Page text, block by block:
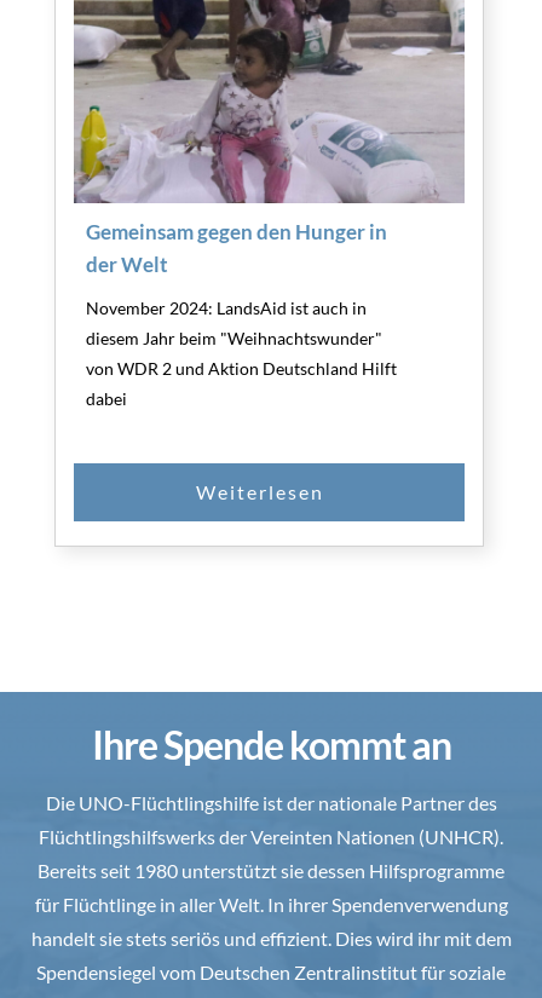
Gemeinsam gegen den Hunger in
der Welt
November 2024: LandsAid ist auch in
diesem Jahr beim "Weihnachtswunder"
von WDR 2 und Aktion Deutschland Hilft
dabei
Ihre Spende kommt an
Die UNO-Flüchtlingshilfe ist der nationale Partner des
Flüchtlingshilfswerks der Vereinten Nationen (UNHCR).
Bereits seit 1980 unterstützt sie dessen Hilfsprogramme
für Flüchtlinge in aller Welt. In ihrer Spendenverwendung
handelt sie stets seriös und effizient. Dies wird ihr mit dem
Spendensiegel vom Deutschen Zentralinstitut für soziale